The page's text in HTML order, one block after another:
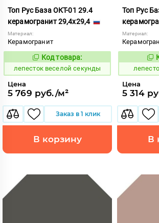
Топ Рус База ОКТ-01 29.4
керамогранит 29,4x29,4
Материал:
Керамогранит
860587
Код товара:
лепесток веселой секунды
Цена
5 769 руб./м²
Заказ в 1 клик
В корзину
Топ Рус
Материал:
Цена
5 314
В